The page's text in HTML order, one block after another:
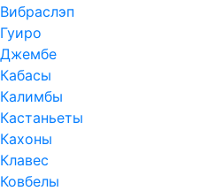
Вибраслэп
Гуиро
Джембе
Кабасы
Калимбы
Кастаньеты
Кахоны
Клавес
Ковбелы